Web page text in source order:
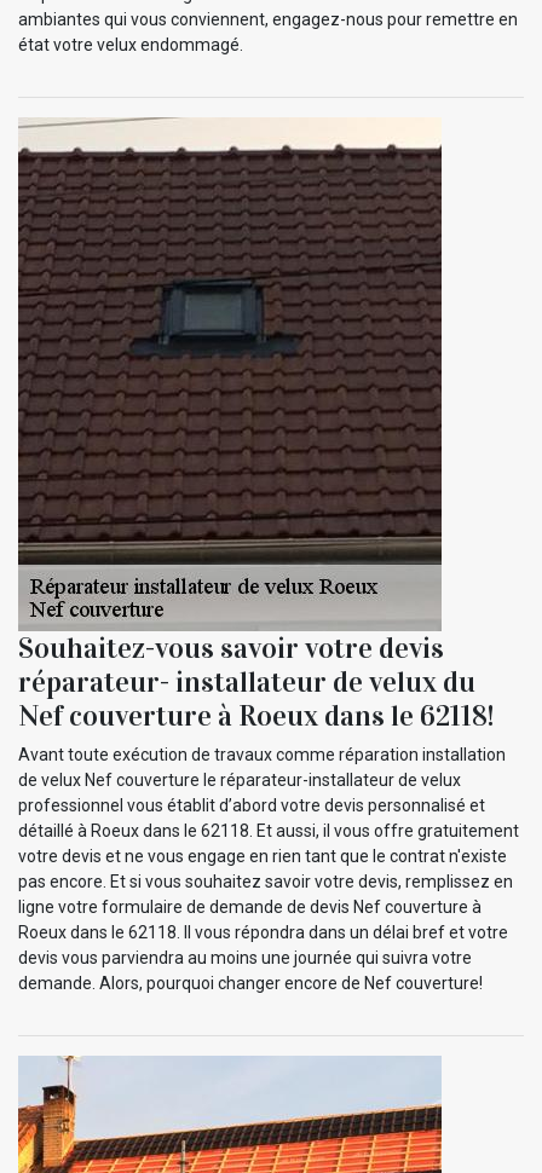
ambiantes qui vous conviennent, engagez-nous pour remettre en
état votre velux endommagé.
Souhaitez-vous savoir votre devis
réparateur- installateur de velux du
Nef couverture à Roeux dans le 62118!
Avant toute exécution de travaux comme réparation installation
de velux Nef couverture le réparateur-installateur de velux
professionnel vous établit d’abord votre devis personnalisé et
détaillé à Roeux dans le 62118. Et aussi, il vous offre gratuitement
votre devis et ne vous engage en rien tant que le contrat n'existe
pas encore. Et si vous souhaitez savoir votre devis, remplissez en
ligne votre formulaire de demande de devis Nef couverture à
Roeux dans le 62118. Il vous répondra dans un délai bref et votre
devis vous parviendra au moins une journée qui suivra votre
demande. Alors, pourquoi changer encore de Nef couverture!